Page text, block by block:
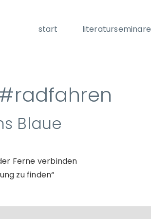
start literaturseminare
Blaue
Ferne verbinden
zu finden“